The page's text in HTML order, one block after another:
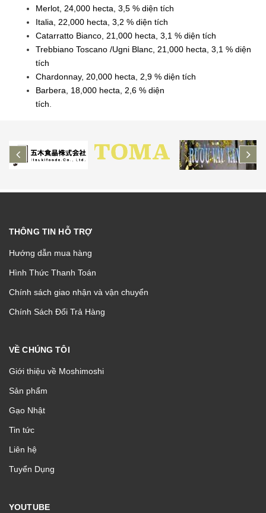
Merlot, 24,000 hecta, 3,5 % diện tích
Italia, 22,000 hecta, 3,2 % diện tích
Catarratto Bianco, 21,000 hecta, 3,1 % diện tích
Trebbiano Toscano /Ugni Blanc, 21,000 hecta, 3,1 % diện
tích
Chardonnay, 20,000 hecta, 2,9 % diện tích
Barbera, 18,000 hecta, 2,6 % diện
tích
prev
THÔNG TIN HỖ TRỢ
Hướng dẫn mua hàng
Hình Thức Thanh Toán
Chính sách giao nhận và vận chuyển
Chính Sách Đổi Trả Hàng
VỀ CHÚNG TÔI
Giới thiệu về Moshimoshi
Sản phẩm
Gạo Nhật
Tin tức
Liên hệ
Tuyển Dụng
YOUTUBE